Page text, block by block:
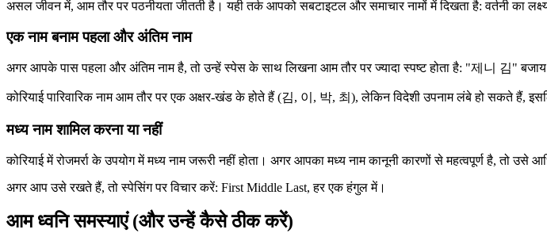
असल जीवन में, आम तौर पर पठनीयता जीतती है। यही तर्क आपको सबटाइटल और समाचार नामों में दिखता है: वर्तनी का
एक नाम बनाम पहला और अंतिम नाम
अगर आपके पास पहला और अंतिम नाम है, तो उन्हें स्पेस के साथ लिखना आम तौर पर ज्यादा स्पष्ट होता है: "제니 김"
कोरियाई पारिवारिक नाम आम तौर पर एक अक्षर-खंड के होते हैं (김, 이, 박, 최), लेकिन विदेशी उपनाम लंबे हो सकते हैं,
मध्य नाम शामिल करना या नहीं
कोरियाई में रोजमर्रा के उपयोग में मध्य नाम जरूरी नहीं होता। अगर आपका मध्य नाम कानूनी कारणों से महत्वपूर्ण है, तो
अगर आप उसे रखते हैं, तो स्पेसिंग पर विचार करें: First Middle Last, हर एक हंगुल में।
आम ध्वनि समस्याएं (और उन्हें कैसे ठीक करें)